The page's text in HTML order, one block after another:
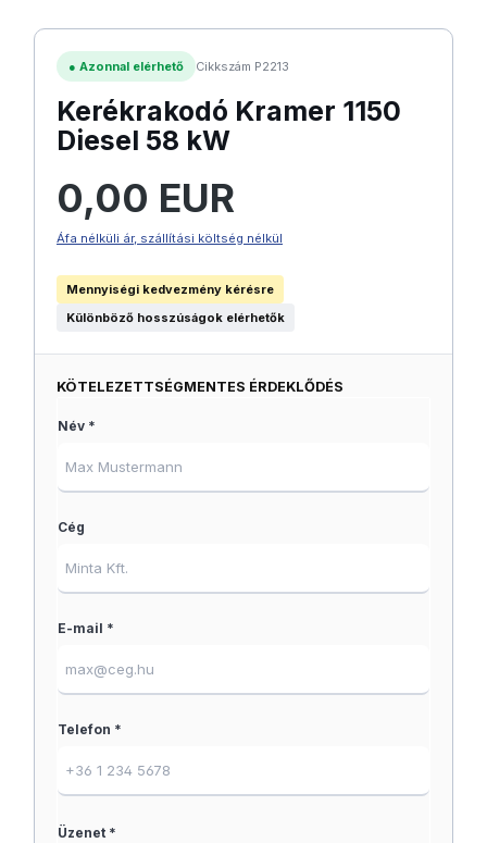
● Azonnal elérhető Cikkszám P2213
Kerékrakodó Kramer 1150
Diesel 58 kW
0,00 EUR
Áfa nélküli ár, szállítási költség nélkül
Mennyiségi kedvezmény kérésre
Különböző hosszúságok elérhetők
KÖTELEZETTSÉGMENTES ÉRDEKLŐDÉS
Név *
Cég
E-mail *
Telefon *
Üzenet *